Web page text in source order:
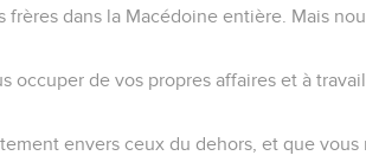
frères dans la Macédoine entière. Mais
occuper de vos propres affaires et à
envers ceux du dehors, et que vous